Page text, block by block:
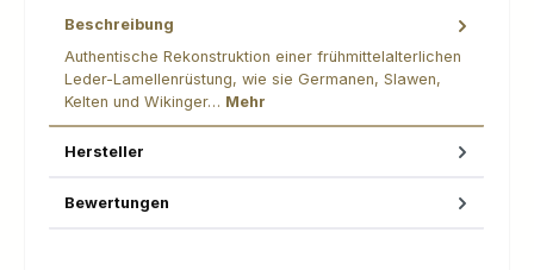
Beschreibung
Authentische Rekonstruktion einer frühmittelalterlichen
Leder-Lamellenrüstung, wie sie Germanen, Slawen,
Kelten und Wikinger… Mehr
Hersteller
Bewertungen